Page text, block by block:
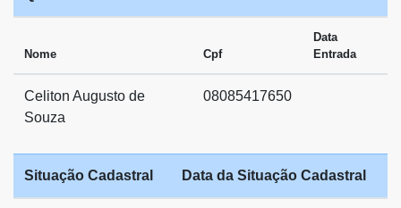
Nome Cpf
Data
Entrada
Celiton Augusto de
Souza
08085417650
Situação Cadastral Data da Situação Cadastral